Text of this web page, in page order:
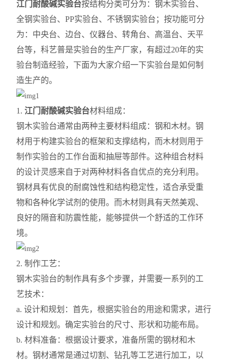
江门耐酸碱实验台按结构分类可分为：钢木实验台、
全钢实验台、PP实验台、不锈钢实验台；按功能可分
为：中央台、边台、仪器台、转角台、高温台、天平
台等，科艺普是实验台的生产厂家，有超过20年的实
验台制造经验，下面为大家介绍一下实验台是如何制
造生产的。
1.江门耐酸碱实验台材料组成：
钢木实验台通常由两种主要材料组成：钢和木材。钢
材用于构建实验台的框架和支撑结构，而木材则用于
制作实验台的工作台面和抽屉等部件。这种组合材料
的设计灵感来自于对两种材料各自优点的充分利用。
钢材具有优良的耐腐蚀性和结构稳定性，适合承受重
物和各种化学试剂的使用。而木材则具有天然美观、
良好的隔音和防震性能，能够提供一个舒适的工作环
境。
2. 制作工艺：
钢木实验台的制作具有多个步骤，并需要一系列的工
艺技术：
a. 设计和规划：首先，根据实验台的用途和需求，进行
设计和规划。确定实验台的尺寸、形状和功能布局。
b. 材料准备：根据设计要求，准备所需的钢材和木
材。钢材通常是通过切割、钻孔等工艺进行加工，以